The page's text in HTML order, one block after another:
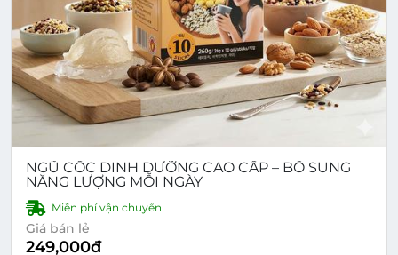
NGŨ CỐC DINH DƯỠNG CAO CẤP – BỔ SUNG
NĂNG LƯỢNG MỖI NGÀY
Miễn phí vận chuyển
Giá bán lẻ
249,000đ